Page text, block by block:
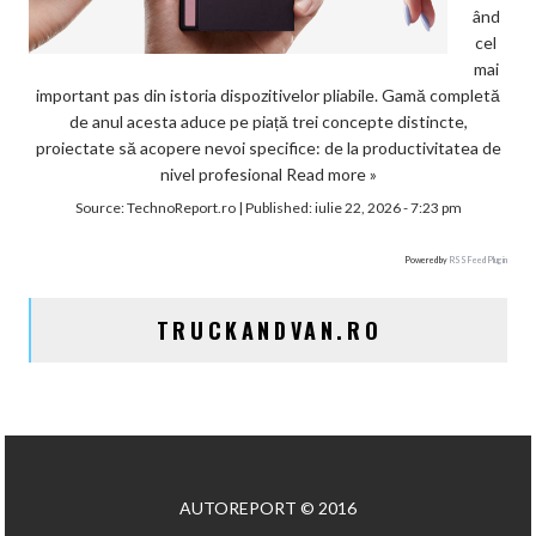
ând
cel
mai
important pas din istoria dispozitivelor pliabile. Gamă completă
de anul acesta aduce pe piață trei concepte distincte,
proiectate să acopere nevoi specifice: de la productivitatea de
nivel profesional Read more »
Source:TechnoReport.ro| Published:iulie 22, 2026 - 7:23 pm
Powered by RSS Feed Plugin
TRUCKANDVAN.RO
AUTOREPORT © 2016